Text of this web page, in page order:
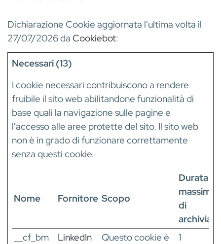
Dichiarazione Cookie aggiornata l'ultima volta il
27/07/2026 da Cookiebot:
Necessari (13)
I cookie necessari contribuiscono a rendere
fruibile il sito web abilitandone funzionalità di
base quali la navigazione sulle pagine e
l'accesso alle aree protette del sito. Il sito web
non è in grado di funzionare correttamente
senza questi cookie.
Nome Fornitore Scopo
Durata
massima
di
__cf_bm
LinkedIn
Questo cookie è
1